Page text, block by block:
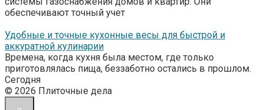
обеспечивают точный учет
Удобные и точные кухонные весы для быстрой и
аккуратной кулинарии
Времена, когда кухня была местом, где только
приготовлялась пища, беззаботно остались в прошлом.
Сегодня
© 2026 Плиточные дела